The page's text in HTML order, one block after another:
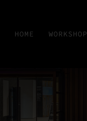
HOME WORKSHOP